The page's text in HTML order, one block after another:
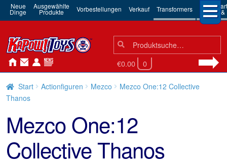
Neue
Dinge
Ausgewählte
Produkte Vorbestellungen Verkauf Transformers 3rd
Robots
Suchen
nach:
Suche
€0.00 0
Start Actionfiguren Mezco
Mezco One:12 Collective
Thanos
Mezco One:12
Collective Thanos